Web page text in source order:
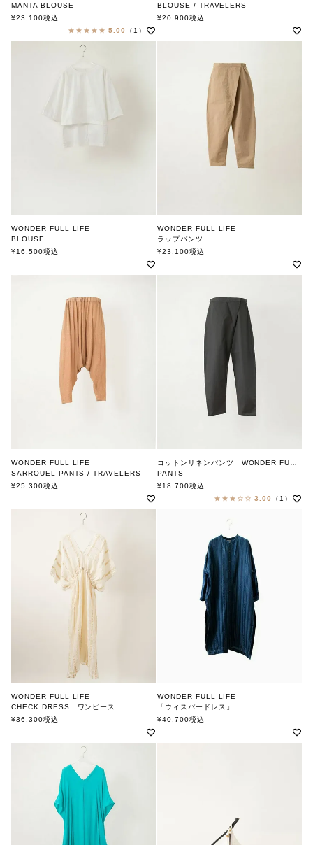
MANTA BLOUSE
ワンダフルライフ
¥23,100税込
5.00
（1）
BLOUSE / TRAVELERS
ワンダフルライフ
¥20,900税込
WONDER FULL LIFE
BLOUSE
ワンダフルライフ
¥16,500税込
WONDER FULL LIFE
ラップパンツ
ワンダフルライフ
¥23,100税込
WONDER FULL LIFE
SARROUEL PANTS / TRAVELERS
ワンダフルライフ
¥25,300税込
PANTS
ワンダフルライフ
¥18,700税込
3.00
（1）
WONDER FULL LIFE
CHECK DRESS ワンピース
ワンダフルライフ
¥36,300税込
WONDER FULL LIFE
「ウィスパードレス」
ワンダフルライフ
¥40,700税込